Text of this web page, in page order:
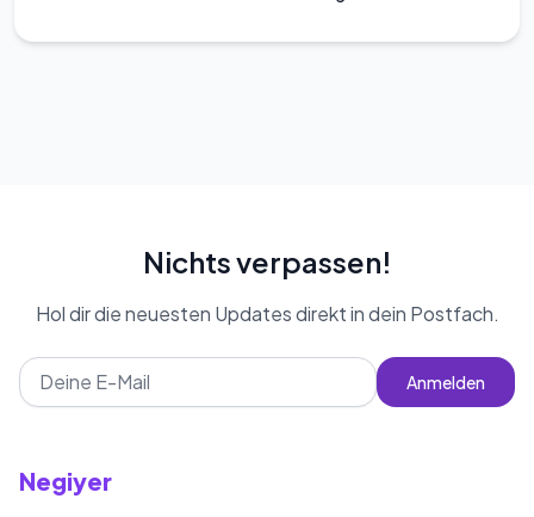
Nichts verpassen!
Hol dir die neuesten Updates direkt in dein Postfach.
Anmelden
Negiyer